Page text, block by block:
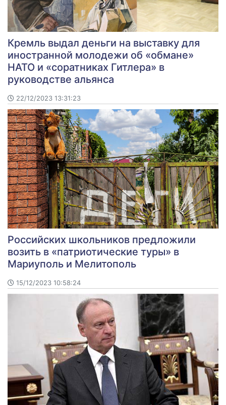
Кремль выдал деньги на выставку для
иностранной молодежи об «обмане»
НАТО и «соратниках Гитлера» в
руководстве альянса
22/12/2023 13:31:23
Российских школьников предложили
возить в «патриотические туры» в
Мариуполь и Мелитополь
15/12/2023 10:58:24